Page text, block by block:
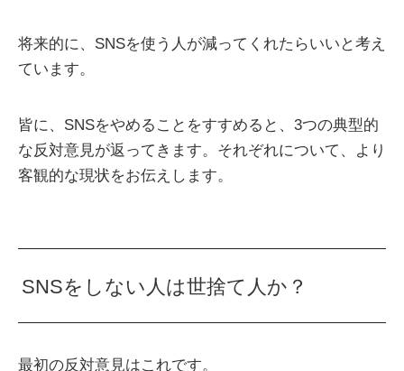
将来的に、SNSを使う人が減ってくれたらいいと考え
ています。
皆に、SNSをやめることをすすめると、3つの典型的
な反対意見が返ってきます。それぞれについて、より
客観的な現状をお伝えします。
SNSをしない人は世捨て人か？
最初の反対意見はこれです。